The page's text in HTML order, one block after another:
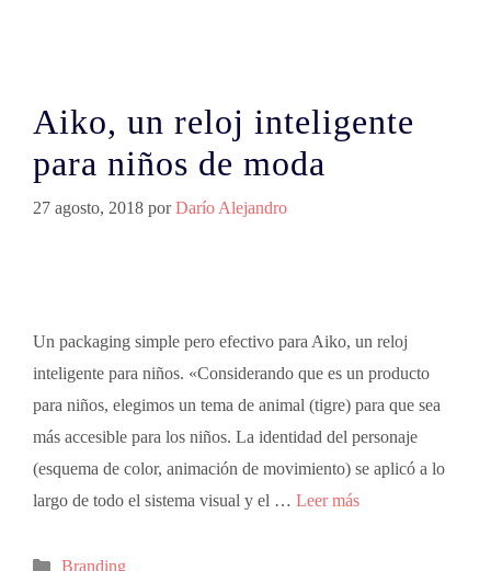
Aiko, un reloj inteligente
para niños de moda
27 agosto, 2018 porDarío Alejandro
Un packaging simple pero efectivo para Aiko, un reloj
inteligente para niños. «Considerando que es un producto
para niños, elegimos un tema de animal (tigre) para que sea
más accesible para los niños. La identidad del personaje
(esquema de color, animación de movimiento) se aplicó a lo
largo de todo el sistema visual y el … Leer más
Branding